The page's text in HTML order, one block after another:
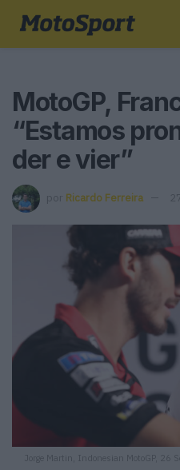
MotoGP,
“Estamos
der e vier”
por Ricardo Ferreira
Jorge Martin, Indonesian MotoGP, 26